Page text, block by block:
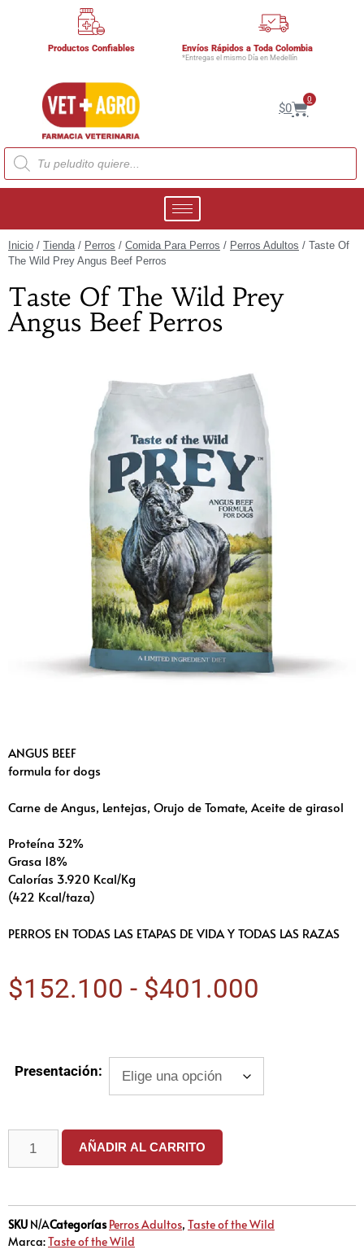
Productos Confiables Envíos Rápidos a Toda Colombia
*Entregas el mismo Día en Medellín
$0
0
Inicio / Tienda/ Perros / Comida Para Perros / Perros Adultos / Taste Of
The Wild Prey Angus Beef Perros
Taste Of The Wild Prey
Angus Beef Perros
ANGUS BEEF
formula for dogs
Carne de Angus, Lentejas, Orujo de Tomate, Aceite de girasol
Proteína 32%
Grasa 18%
Calorías 3.920 Kcal/Kg
(422 Kcal/taza)
PERROS EN TODAS LAS ETAPAS DE VIDA Y TODAS LAS RAZAS
$152.100 - $401.000
Presentación:
AÑADIR AL CARRITO
SKU N/ACategorías Perros Adultos, Taste of the Wild
Marca:Taste of the Wild